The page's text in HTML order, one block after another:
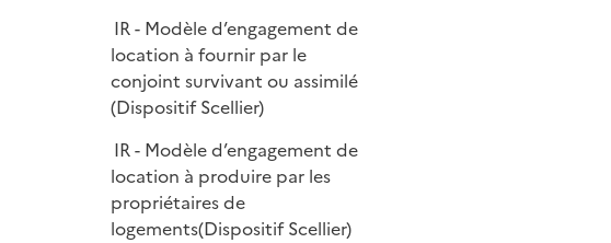
IR - Modèle d’engagement de
location à fournir par le
conjoint survivant ou assimilé
(Dispositif Scellier)
IR - Modèle d’engagement de
location à produire par les
propriétaires de
logements(Dispositif Scellier)